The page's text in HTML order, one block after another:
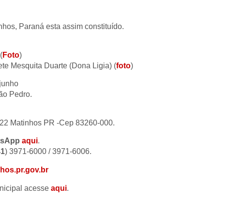
Paraná esta assim constituído.
Foto)
Mesquita Duarte (Dona Ligia) (foto)
Pedro.
Matinhos PR -Cep 83260-000.
aqui.
) 3971-6000 / 3971-6006.
acesse aqui.